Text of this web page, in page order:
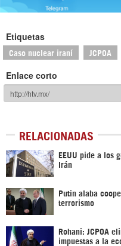
Etiquetas
Caso nuclear iraní JCPOA
Enlace corto
RELACIONADAS
EEUU pide a los
Irán
Putin alaba
terrorismo
Rohani: JCPOA
impuestas a la